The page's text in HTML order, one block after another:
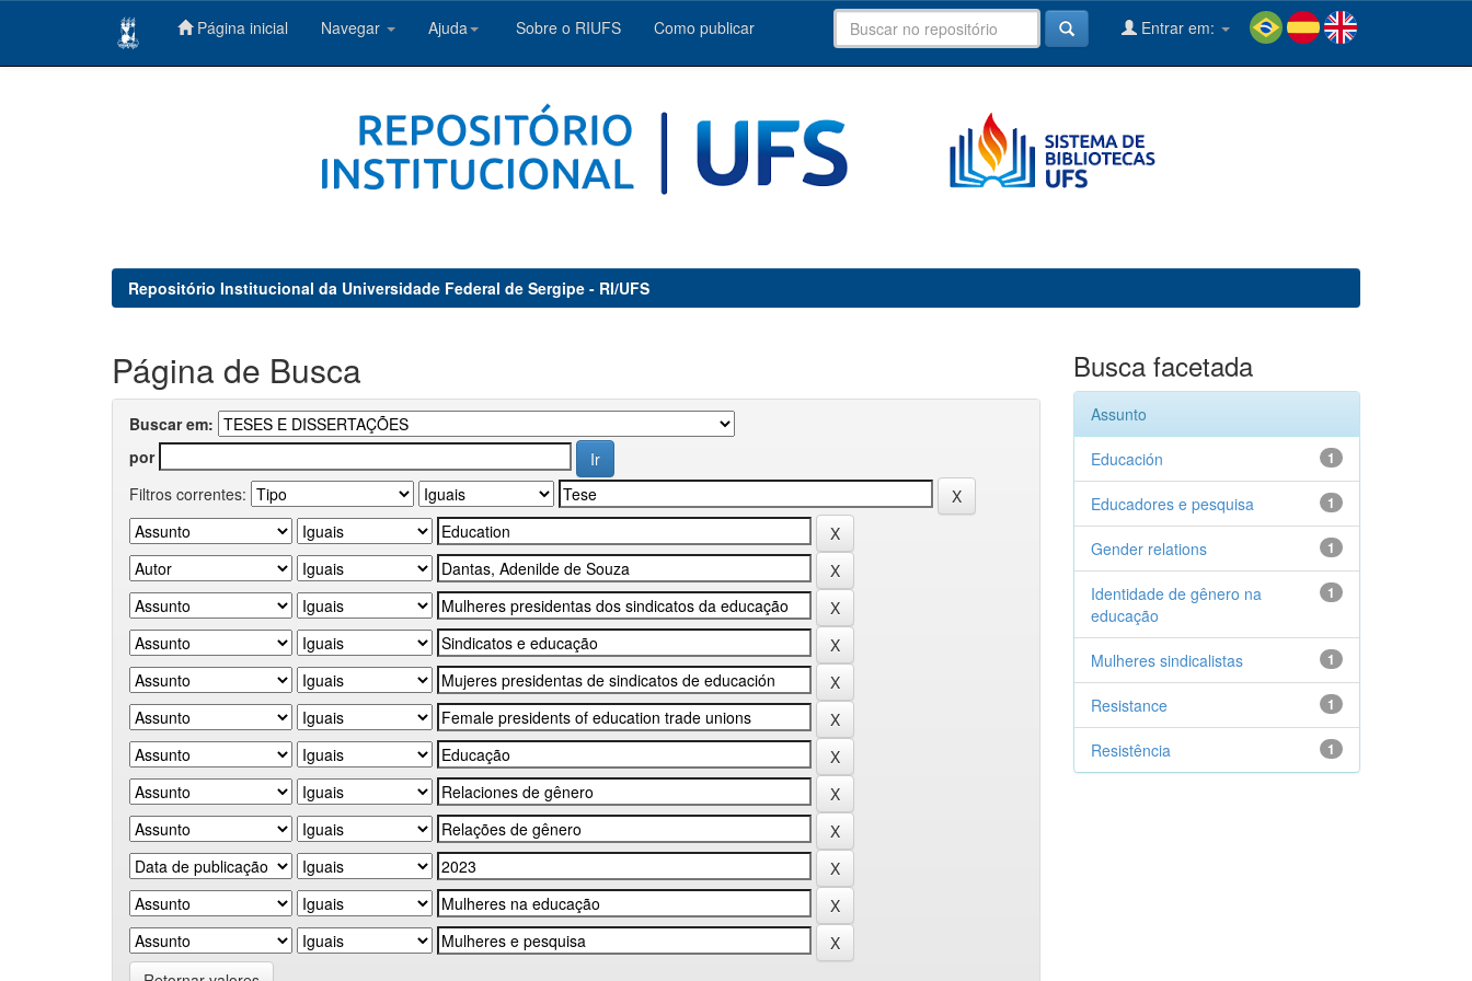
Página inicial Navegar Ajuda Sobre o RIUFS Como publicar Entrar em:
Repositório Institucional da Universidade Federal de Sergipe - RI/UFS
Página de Busca
Buscar em:
por
Filtros correntes:
Busca facetada
Assunto
1
Educación
1
Educadores e pesquisa
1
Gender relations
1
Identidade de gênero na
educação
1
Mulheres sindicalistas
1
Resistance
1
Resistência